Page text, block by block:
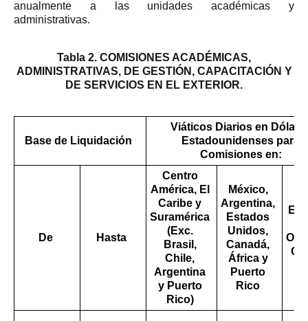
anualmente a las unidades académicas y
administrativas.
Tabla 2. COMISIONES ACADÉMICAS,
ADMINISTRATIVAS, DE GESTIÓN, CAPACITACIÓN Y
DE SERVICIOS EN EL EXTERIOR.
Base de Liquidación
Viáticos Diarios en
Estadounidenses para
Comisiones en:
De Hasta
Centro
América, El
Caribe y
Suramérica
(Exc.
Brasil,
Chile,
Argentina
y Puerto
Rico)
México,
Argentina,
Estados
Unidos,
Canadá,
África y
Puerto
Rico